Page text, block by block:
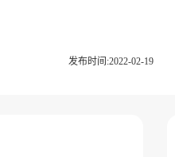
发布时间:2022-02-19